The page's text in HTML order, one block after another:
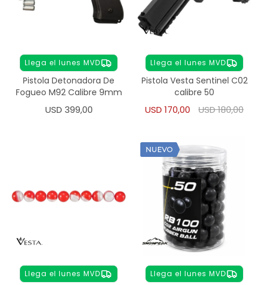
Llega el lunes MVD
Pistola Detonadora De
Fogueo M92 Calibre 9mm
USD 399,00
Llega el lunes MVD
Pistola Vesta Sentinel C02
calibre 50
USD 170,00 USD180,00
Llega el lunes MVD Llega el lunes MVD